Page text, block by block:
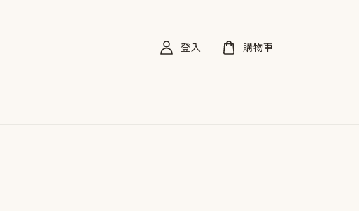
登入 購物車